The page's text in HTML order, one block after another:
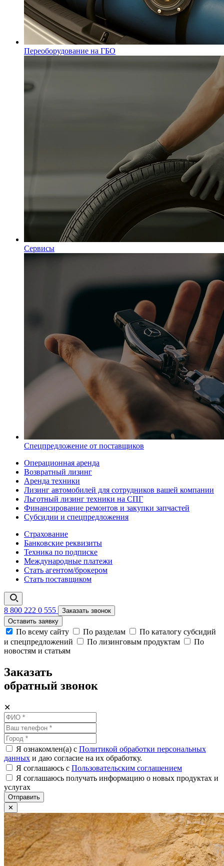
Переоборудование на ГБО
Сервисы
Спецпредложение от поставщиков
Операционная аренда
Возвратный лизинг
Аренда техники
Лизинг автомобилей для сотрудников вашей компании
Льготный лизинг техники на СПГ
Финансирование ремонтов и закупки запчастей
Субсидии и спецпредложения
Страхование
Банковские реквизиты
Техника по подписке
Международные платежи
Стать агентом/брокером
Стать поставщиком
8 800 222 0 555
Заказать звонок
Оставить заявку
По всему сайту По разделам
По каталогу субсидий
и спецпредложений
По лизинговым продуктам
По
новостям и статьям
Заказать
обратный звонок
✕
Я ознакомлен(а) с Политикой обработки персональных
данных и даю согласие на их обработку.
Я соглашаюсь c Пользовательским соглашением
Я соглашаюсь получать информацию о новых продуктах и
услугах
Отправить
✕